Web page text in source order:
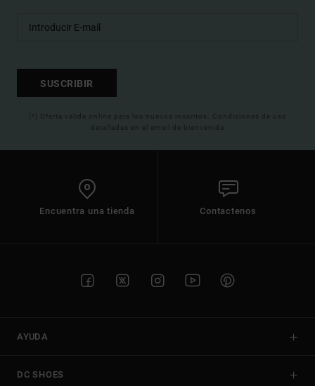
SUSCRIBIR
(*) Oferta valida online para los nuevos inscritos. Condiciones de uso
detalladas en el email de bienvenida
Encuentra una tienda Contactenos
AYUDA
DC SHOES